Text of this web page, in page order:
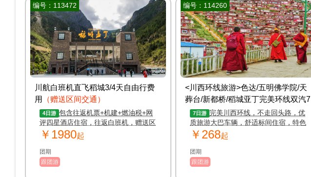
编号：113472
川航白班机直飞稻城3/4天自由行费
用
（赠送区间交通）
4日游 包含往返机票+机建+燃油税+网
评四星酒店住宿，往返白班机，赠送区
间交通-机场-酒店-景区-酒店-机场
￥1980起
团期
跟团游
编号：114260
<川西环线旅游>色达/五明佛学院/天
葬台/新都桥/稻城亚丁完美环线双汽7
日游
7日游 完美川西环线，不走回头路，优
质旅游大巴车辆，舒适标间住宿，特色
餐标膳食
￥268起
团期
跟团游